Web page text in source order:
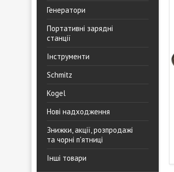
Генератори
Портативні зарядні
станції
Інструменти
Schmitz
Kogel
Нові надходження
Знижки, акції, розпродажі
та чорні п'ятниці
Інші товари